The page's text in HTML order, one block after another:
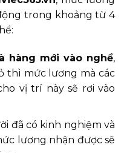
trong khoảng từ 4
hàng mới vào nghề,
thì mức lương mà các
vị trí này sẽ rơi vào
đã có kinh nghiệm và
lương nhận được sẽ